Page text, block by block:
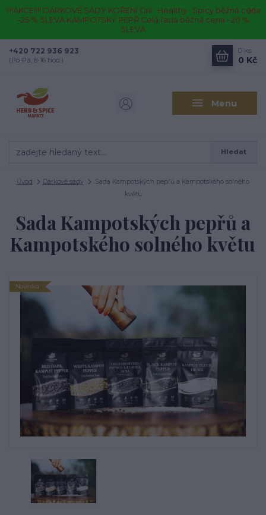
!!!!AKCE!!!! DÁRKOVÉ SADY KOŘENÍ Gril · Healthy · Spicy běžná cena
–25 % SLEVA KAMPOTSKÝ PEPŘ Celá řada běžná cena –20 %
SLEVA
Menu
Hledat
+420 722 936 923
(Po-Pá, 8-16 hod.)
0 ks
0 Kč
Úvod Dárkové sady
Sada Kampotských pepřů a Kampotského solného
květu
Sada Kampotských pepřů a
Kampotského solného květu
Novinka